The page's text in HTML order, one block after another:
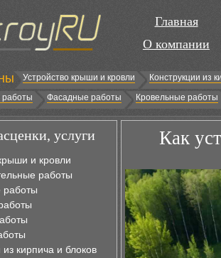
Главная
О компании
Устройство крыши и кровли
Конструкции из
Фасадные работы Кровельные работы
услуги
и кровли
работы
работы
из кирпича и блоков
Как